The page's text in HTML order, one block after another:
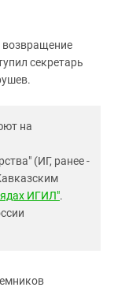
ЧЕЧНЕ
АКТИВИСТОВ
возвращение
секретарь
на
(ИГ, ранее -
ИГИЛ".